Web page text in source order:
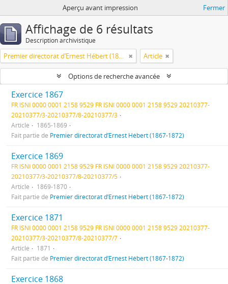
Aperçu avant impression Fermer
Affichage de 6 résultats
Description archivistique
Premier directorat d’Ernest Hébert (1867-1872) Article
Options de recherche avancée
Exercice 1867
FR ISNI 0000 0001 2158 9529 FR ISNI 0000 0001 2158 9529 20210377-
20210377/3-20210377/8-20210377/3
Article
1865-1869
Fait partie de Premier directorat d’Ernest Hébert (1867-1872)
Exercice 1869
FR ISNI 0000 0001 2158 9529 FR ISNI 0000 0001 2158 9529 20210377-
20210377/3-20210377/8-20210377/5
Article
1869-1870
Fait partie de Premier directorat d’Ernest Hébert (1867-1872)
Exercice 1871
FR ISNI 0000 0001 2158 9529 FR ISNI 0000 0001 2158 9529 20210377-
20210377/3-20210377/8-20210377/7
Article
1871
Fait partie de Premier directorat d’Ernest Hébert (1867-1872)
Exercice 1868